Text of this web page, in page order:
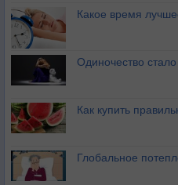
Какое время
Одиночество
Как купить
Глобальное